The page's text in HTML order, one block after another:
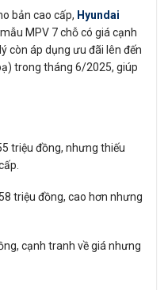
bản cao cấp, Hyundai
MPV 7 chỗ có giá cạnh
còn áp dụng ưu đãi lên đến
trong tháng 6/2025, giúp
triệu đồng, nhưng thiếu
triệu đồng, cao hơn nhưng
cạnh tranh về giá nhưng